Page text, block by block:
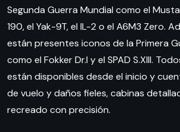
Segunda Guerra Mundial como el
190, el Yak-9T, el IL-2 o el A6M3 Zero.
están presentes iconos de la Primera
como el Fokker Dr.I y el SPAD S.XIII.
están disponibles desde el inicio y
de vuelo y daños fieles, cabinas
recreado con precisión.